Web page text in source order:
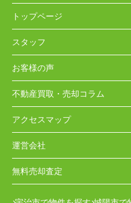
トップページ
スタッフ
お客様の声
不動産買取・売却コラム
アクセスマップ
運営会社
無料売却査定